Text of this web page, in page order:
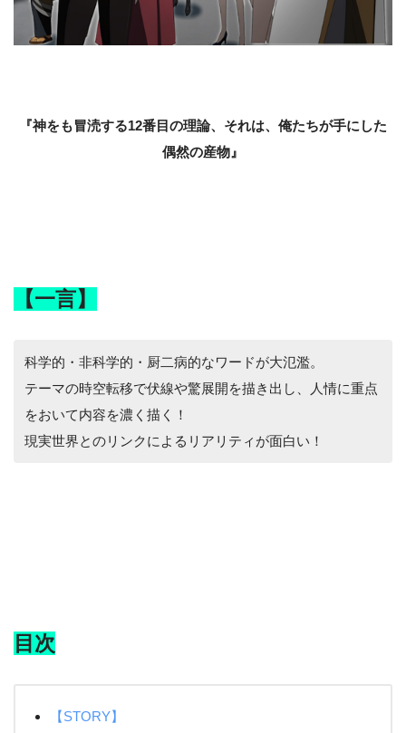
『神をも冒涜する12番目の理論、それは、俺たちが手にした
偶然の産物』
【一言】
科学的・非科学的・厨二病的なワードが大氾濫。
テーマの時空転移で伏線や驚展開を描き出し、人情に重点
をおいて内容を濃く描く！
現実世界とのリンクによるリアリティが面白い！
目次
【STORY】